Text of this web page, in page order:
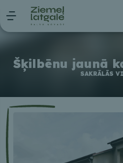
Šķilbēnu jaunā
SAKRĀLĀS